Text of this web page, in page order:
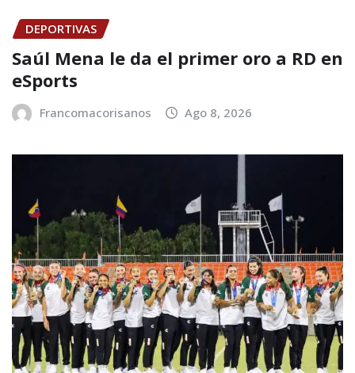
DEPORTIVAS
Saúl Mena le da el primer oro a RD en
eSports
Francomacorisanos Ago 8, 2026